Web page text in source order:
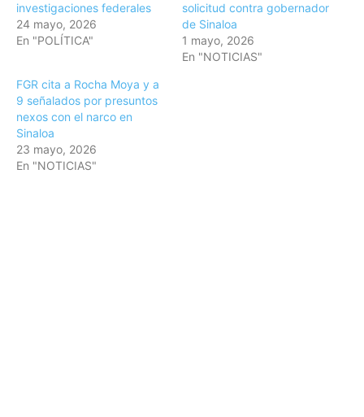
investigaciones federales
24 mayo, 2026
En "POLÍTICA"
solicitud contra gobernador
de Sinaloa
1 mayo, 2026
En "NOTICIAS"
FGR cita a Rocha Moya y a
9 señalados por presuntos
nexos con el narco en
Sinaloa
23 mayo, 2026
En "NOTICIAS"